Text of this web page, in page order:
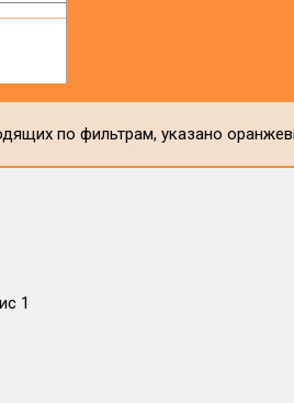
по фильтрам, указано
1